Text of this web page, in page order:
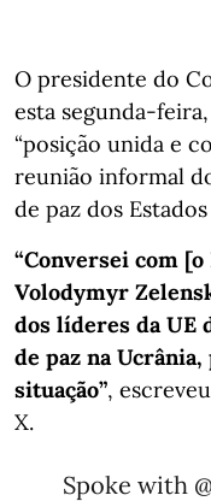
O presidente do
esta segunda-
“posição unida e
reunião informal
de paz dos
“Conversei com
Volodymyr
dos líderes da UE
de paz na
situação”,
X.
Spoke with